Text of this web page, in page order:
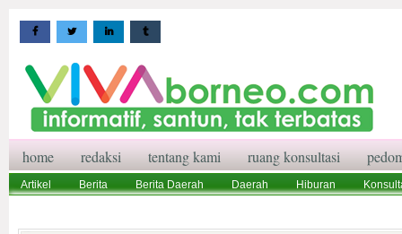
home redaksi tentang kami ruang konsultasi
Artikel Berita Berita Daerah Daerah Hiburan